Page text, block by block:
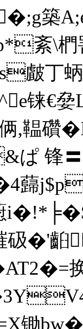
築
\椚罯
皻丁
铼
,鞰礸�
锋〓
蘬
藯
�'齨
锄